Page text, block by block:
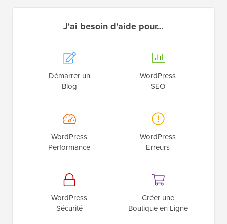
J'ai besoin d'aide pour…
Démarrer un
Blog
WordPress
SEO
WordPress
Performance
WordPress
Erreurs
WordPress
Sécurité
Créer une
Boutique en Ligne